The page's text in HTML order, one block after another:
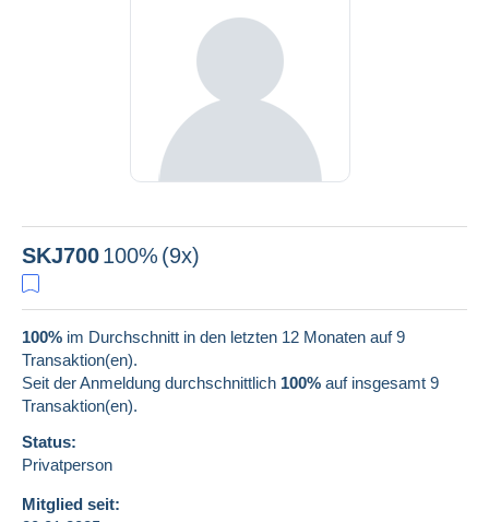
SKJ700100% (9x)
100% im Durchschnitt in den letzten 12 Monaten auf 9
Transaktion(en).
Seit der Anmeldung durchschnittlich 100% auf insgesamt 9
Transaktion(en).
Status:
Privatperson
Mitglied seit: